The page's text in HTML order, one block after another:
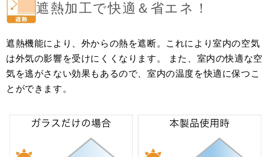
遮熱加工で快適＆省エネ！
遮熱機能により、外からの熱を遮断。これにより室内の空気
は外気の影響を受けにくくなります。 また、室内の快適な空
気を逃がさない効果もあるので、室内の温度を快適に保つこ
とができます。